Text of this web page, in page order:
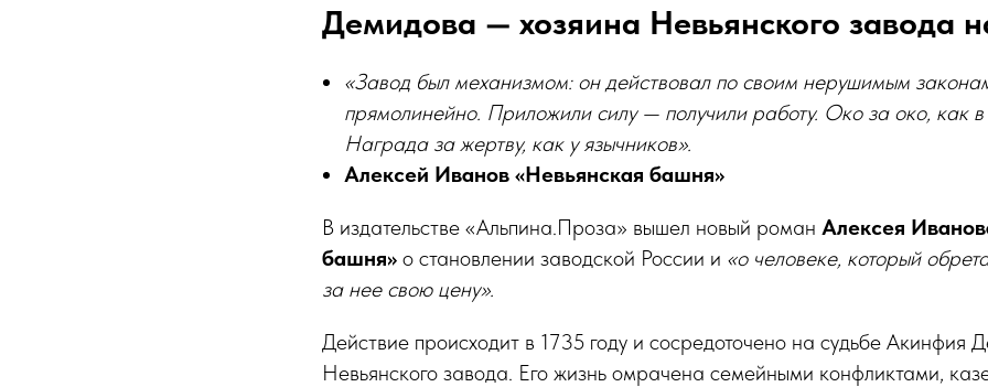
Демидова — хозяина Невьянского завода
«Завод был механизмом: он действовал по своим нерушимым
прямолинейно. Приложили силу — получили работу. Око за око, как в
Награда за жертву, как у язычников».
Алексей Иванов «Невьянская башня»
В издательстве «Альпина.Проза» вышел новый роман Алексея
башня» о становлении заводской России и «о человеке, который
за нее свою цену».
Действие происходит в 1735 году и сосредоточено на судьбе Акинфия
Невьянского завода. Его жизнь омрачена семейными конфликтами,